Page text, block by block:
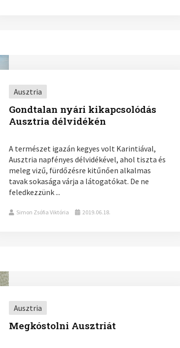
Ausztria
Gondtalan nyári kikapcsolódás
Ausztria délvidékén
A természet igazán kegyes volt Karintiával,
Ausztria napfényes délvidékével, ahol tiszta és
meleg vizű, fürdőzésre kitűnően alkalmas
tavak sokasága várja a látogatókat. De ne
feledkezzünk ...
Simon Zsófia Viktória 2019.06.18.
Ausztria
Megkóstolni Ausztriát